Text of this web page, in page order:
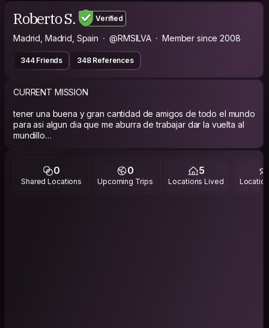
Roberto S. Verified
Madrid, Madrid, Spain @RMSILVA Member since 2008
344 Friends 348 References
CURRENT MISSION
tener una buena y gran cantidad de amigos de todo el mundo
para asi algun dia que me aburra de trabajar dar la vuelta al
mundillo
soy una persona muy tranquila y agradable, tengo muy claro
que participar de estas paginas en una ayuda para muchos
0
Shared Locations
0
Upcoming Trips
5
Locations Lived